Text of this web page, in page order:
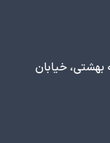
بهشتی، خیابان